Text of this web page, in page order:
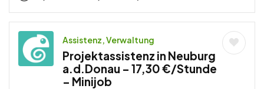
Assistenz, Verwaltung
Projektassistenz in Neuburg
a.d.Donau – 17,30 €/Stunde
– Minijob